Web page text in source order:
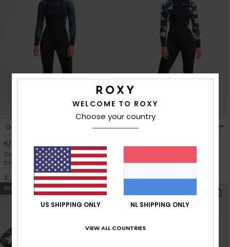
PRIMALOFT® BIO™
5/4 Swell Natural
Dames Zwart Wetsuit met een
borstrits en capuchon
€ 320,00
6 PRIMALOFT® BIO™
Borstrits
€ 290,00
NIEUW
WELCOME TO ROXY
Choose your country
US SHIPPING ONLY NL SHIPPING ONLY
VIEW ALL COUNTRIES